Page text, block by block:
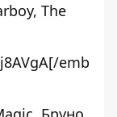
The
emb